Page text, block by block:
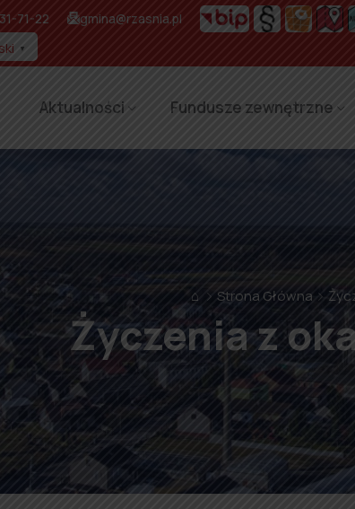
71-22 gmina@rzasnia.pl
▼
Aktualności Fundusze zewnętrzne
⌂ Strona Główna
Życzenia z